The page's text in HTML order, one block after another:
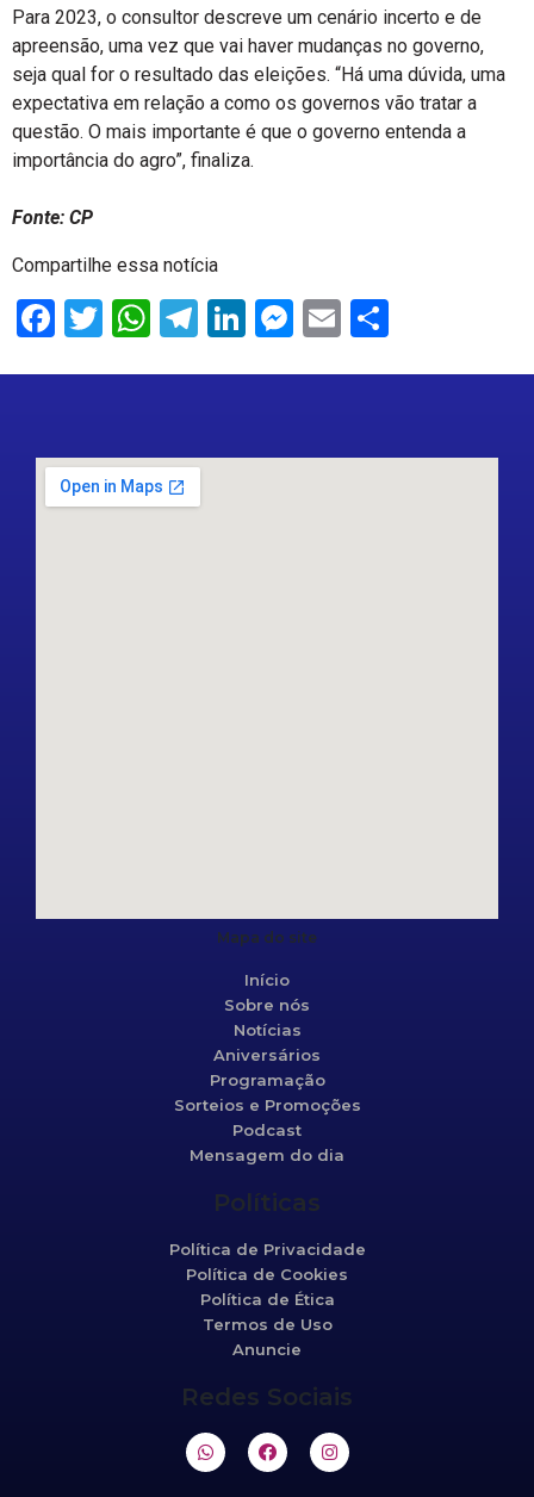
Para 2023, o consultor descreve um cenário incerto e de
apreensão, uma vez que vai haver mudanças no governo,
seja qual for o resultado das eleições. “Há uma dúvida, uma
expectativa em relação a como os governos vão tratar a
questão. O mais importante é que o governo entenda a
importância do agro”, finaliza.
Fonte: CP
Compartilhe essa notícia
Facebook
Twitter
WhatsApp
Telegram
LinkedIn
Messenger
Email
Mapa do site
Início
Sobre nós
Notícias
Aniversários
Programação
Sorteios e Promoções
Podcast
Mensagem do dia
Políticas
Política de Privacidade
Política de Cookies
Política de Ética
Termos de Uso
Anuncie
Redes Sociais